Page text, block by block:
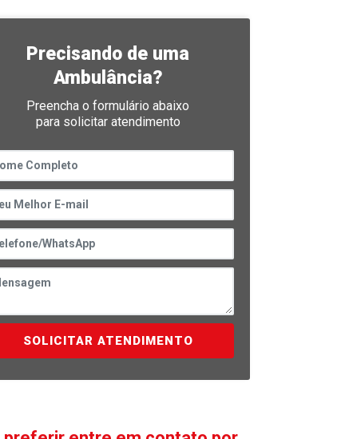
Precisando de uma
Ambulância?
Preencha o formulário abaixo
para solicitar atendimento
SOLICITAR ATENDIMENTO